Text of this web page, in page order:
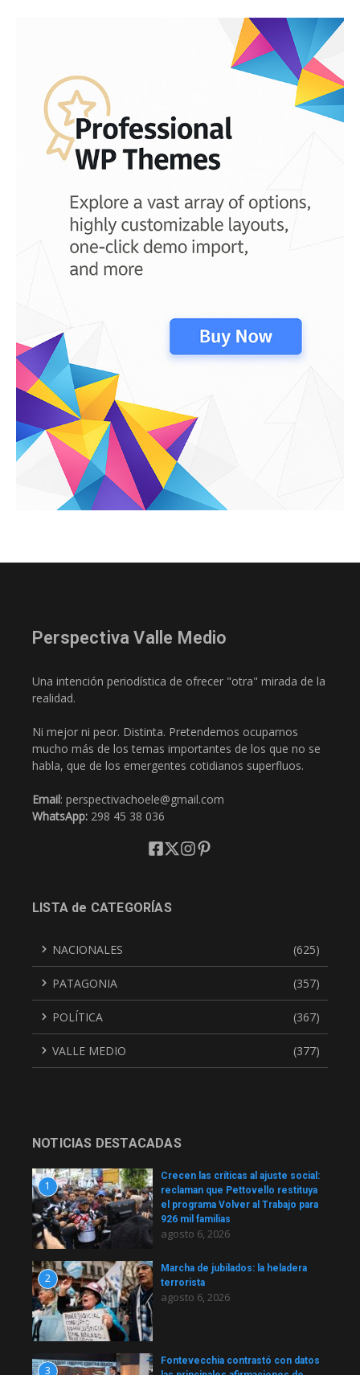
Perspectiva Valle Medio
Una intención periodística de ofrecer "otra" mirada de la
realidad.
Ni mejor ni peor. Distinta. Pretendemos ocuparnos
mucho más de los temas importantes de los que no se
habla, que de los emergentes cotidianos superfluos.
Email: perspectivachoele@gmail.com
WhatsApp: 298 45 38 036
LISTA de CATEGORÍAS
NACIONALES (625)
PATAGONIA (357)
POLÍTICA (367)
VALLE MEDIO (377)
NOTICIAS DESTACADAS
1
Crecen las críticas al ajuste social:
reclaman que Pettovello restituya
el programa Volver al Trabajo para
926 mil familias
agosto 6, 2026
2
Marcha de jubilados: la heladera
terrorista
agosto 6, 2026
3
Fontevecchia contrastó con datos